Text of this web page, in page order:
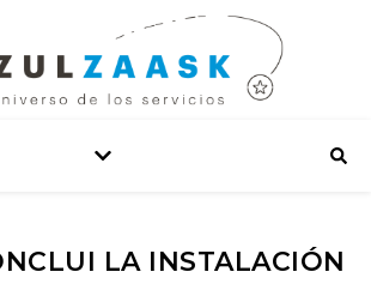
LA INSTALACIÓN